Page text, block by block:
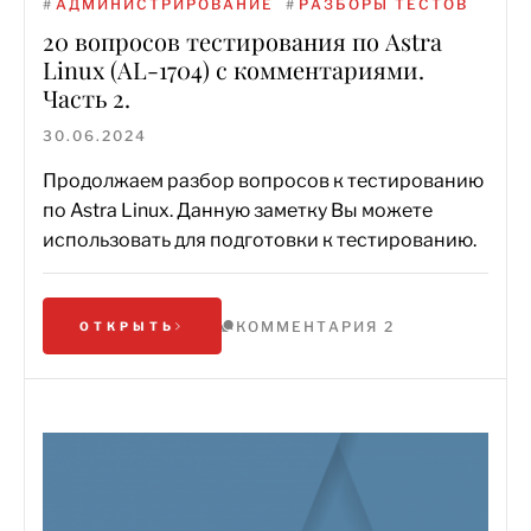
# АДМИНИСТРИРОВАНИЕ # РАЗБОРЫ ТЕСТОВ
20 вопросов тестирования по Astra
Linux (AL-1704) с комментариями.
Часть 2.
30.06.2024
Продолжаем разбор вопросов к тестированию
по Astra Linux. Данную заметку Вы можете
использовать для подготовки к тестированию.
ОТКРЫТЬ КОММЕНТАРИЯ 2